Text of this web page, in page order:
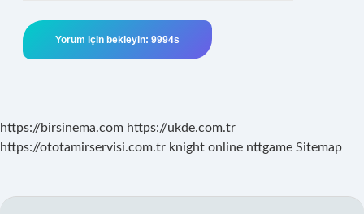
https://birsinema.com https://ukde.com.tr
https://ototamirservisi.com.tr knight online nttgame Sitemap